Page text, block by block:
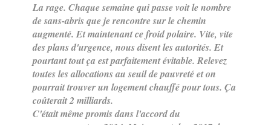
La rage. Chaque semaine qui passe voit le nombre
de sans-abris que je rencontre sur le chemin
augmenté. Et maintenant ce froid polaire. Vite, vite
des plans d'urgence, nous disent les autorités. Et
pourtant tout ça est parfaitement évitable. Relevez
toutes les allocations au seuil de pauvreté et on
pourrait trouver un logement chauffé pour tous. Ça
coûterait 2 milliards.
C'était même promis dans l'accord du